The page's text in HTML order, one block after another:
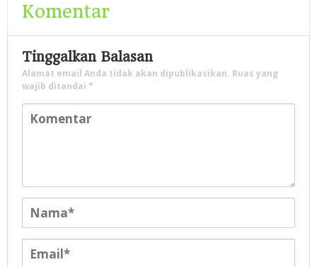
Komentar
Tinggalkan Balasan
Alamat email Anda tidak akan dipublikasikan. Ruas yang
wajib ditandai *